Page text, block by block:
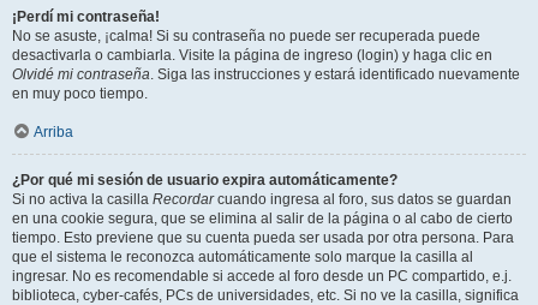
¡Perdí mi contraseña!
No se asuste, ¡calma! Si su contraseña no puede ser recuperada puede
desactivarla o cambiarla. Visite la página de ingreso (login) y haga clic en
Olvidé mi contraseña. Siga las instrucciones y estará identificado nuevamente
en muy poco tiempo.
Arriba
¿Por qué mi sesión de usuario expira automáticamente?
Si no activa la casilla Recordarcuando ingresa al foro, sus datos se guardan
en una cookie segura, que se elimina al salir de la página o al cabo de cierto
tiempo. Esto previene que su cuenta pueda ser usada por otra persona. Para
que el sistema le reconozca automáticamente solo marque la casilla al
ingresar. No es recomendable si accede al foro desde un PC compartido, e.j.
biblioteca, cyber-cafés, PCs de universidades, etc. Si no ve la casilla, significa